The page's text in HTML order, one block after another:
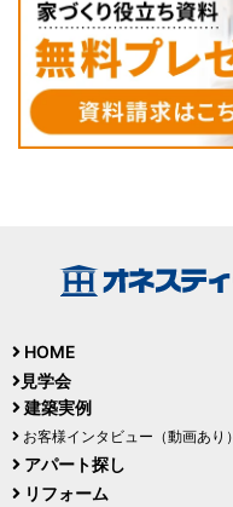
HOME
見学会
建築実例
お客様インタビュー（動画あり）
アパート探し
リフォーム